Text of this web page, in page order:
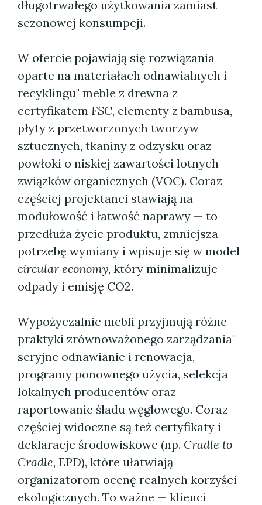
długotrwałego użytkowania zamiast
sezonowej konsumpcji.
W ofercie pojawiają się rozwiązania
oparte na materiałach odnawialnych i
recyklingu" meble z drewna z
certyfikatem FSC, elementy z bambusa,
płyty z przetworzonych tworzyw
sztucznych, tkaniny z odzysku oraz
powłoki o niskiej zawartości lotnych
związków organicznych (VOC). Coraz
częściej projektanci stawiają na
modułowość i łatwość naprawy — to
przedłuża życie produktu, zmniejsza
potrzebę wymiany i wpisuje się w model
circular economy, który minimalizuje
odpady i emisję CO2.
Wypożyczalnie mebli przyjmują różne
praktyki zrównoważonego zarządzania"
seryjne odnawianie i renowacja,
programy ponownego użycia, selekcja
lokalnych producentów oraz
raportowanie śladu węglowego. Coraz
częściej widoczne są też certyfikaty i
deklaracje środowiskowe (np. Cradle to
Cradle, EPD), które ułatwiają
organizatorom ocenę realnych korzyści
ekologicznych. To ważne — klienci